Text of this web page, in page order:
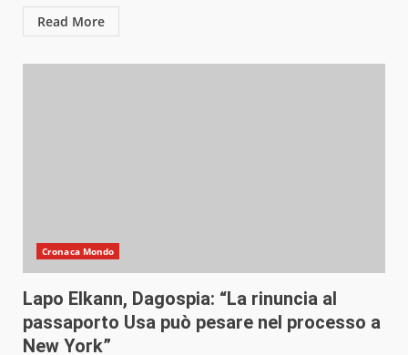
Read More
Cronaca Mondo
Lapo Elkann, Dagospia: “La rinuncia al
passaporto Usa può pesare nel processo a
New York”